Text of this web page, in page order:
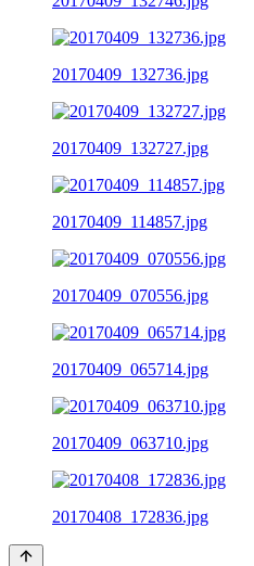
20170409_132736.jpg
20170409_132727.jpg
20170409_114857.jpg
20170409_070556.jpg
20170409_065714.jpg
20170409_063710.jpg
20170408_172836.jpg